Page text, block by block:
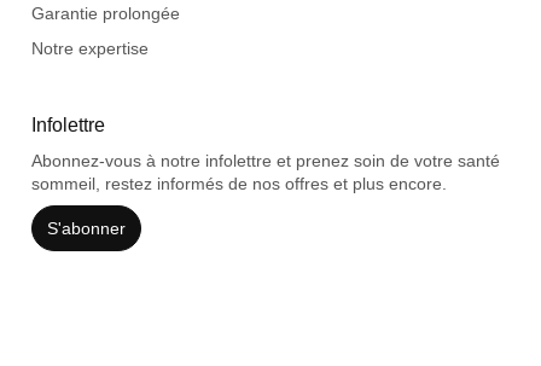
Garantie prolongée
Notre expertise
Infolettre
Abonnez-vous à notre infolettre et prenez soin de votre santé
sommeil, restez informés de nos offres et plus encore.
S'abonner